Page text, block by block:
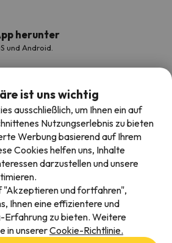
herunter
und Android.
ist uns wichtig
ausschließlich, um Ihnen ein auf
Nutzungserlebnis zu bieten
Werbung basierend auf Ihrem
Cookies helfen uns, Inhalte
darzustellen und unsere
"Akzeptieren und fortfahren",
Ihnen eine effizientere und
Erfahrung zu bieten. Weitere
in unsererCookie-Richtlinie.